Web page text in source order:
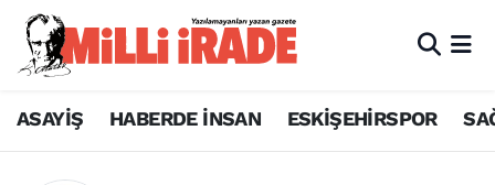
ASAYİŞ HABERDE İNSAN ESKİŞEHİRSPOR